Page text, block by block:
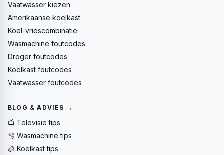
Vaatwasser kiezen
Amerikaanse koelkast
Koel-vriescombinatie
Wasmachine foutcodes
Droger foutcodes
Koelkast foutcodes
Vaatwasser foutcodes
BLOG & ADVIES →
📺 Televisie tips
🫧 Wasmachine tips
🧊 Koelkast tips